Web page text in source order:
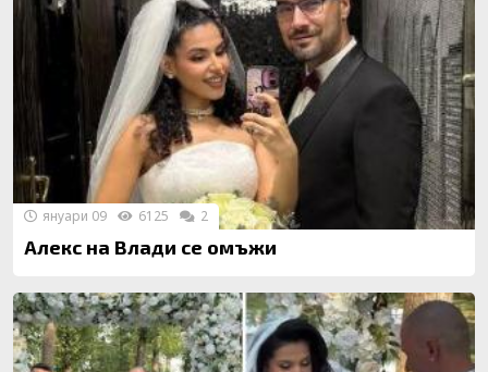
Алекс на Влади се омъжи
януари 09 6125 2